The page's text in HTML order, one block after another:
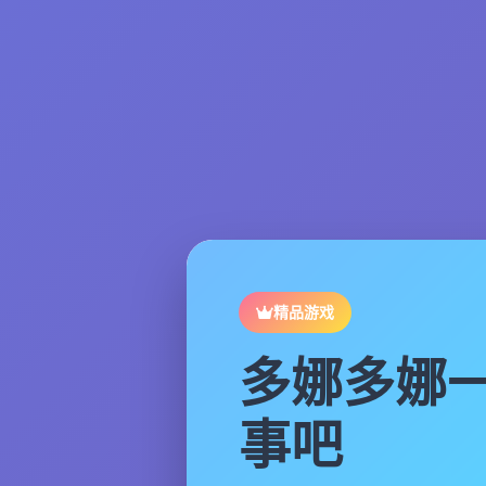
精品游戏
多娜多娜
事吧